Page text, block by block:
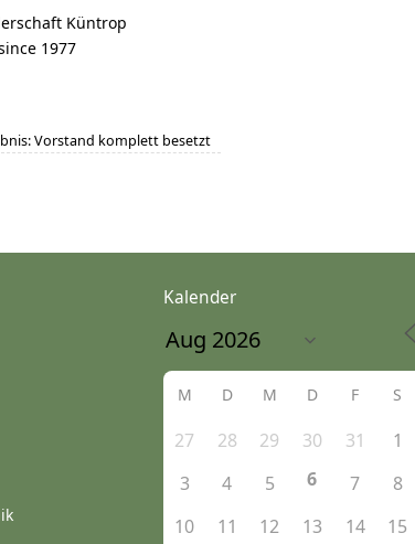
Küntrop
1977
Vorstand komplett besetzt
Kalender
M D M D F S
27 28 29 30 31 1
3
4 5 6 7 8
10
11 12 13 14 15